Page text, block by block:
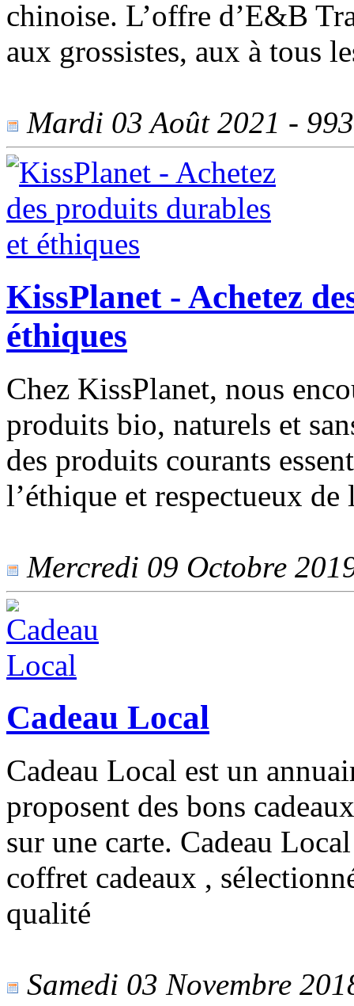
chinoise. L’offre d’E&B
aux grossistes, aux à tous
Mardi 03 Août 2021 -
KissPlanet - Achetez
éthiques
Chez KissPlanet, nous
produits bio, naturels et
des produits courants
l’éthique et respectueux
Mercredi 09 Octobre
Cadeau Local
Cadeau Local est un
proposent des bons
sur une carte. Cadeau
coffret cadeaux ,
qualité
Samedi 03 Novembre